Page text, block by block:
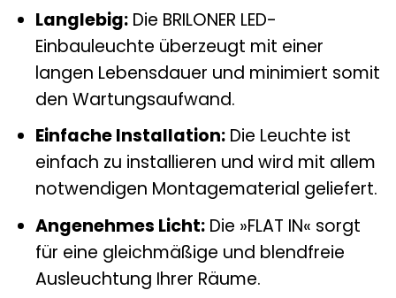
Langlebig:Die BRILONER LED-
Einbauleuchte überzeugt mit einer
langen Lebensdauer und minimiert somit
den Wartungsaufwand.
Einfache Installation:Die Leuchte ist
einfach zu installieren und wird mit allem
notwendigen Montagematerial geliefert.
Angenehmes Licht:Die »FLAT IN« sorgt
für eine gleichmäßige und blendfreie
Ausleuchtung Ihrer Räume.